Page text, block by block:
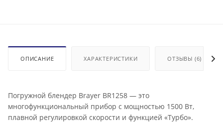
ОПИСАНИЕ ХАРАКТЕРИСТИКИ ОТЗЫВЫ (6)
Погружной блендер Brayer BR1258 — это
многофункциональный прибор с мощностью 1500 Вт,
плавной регулировкой скорости и функцией «Турбо».